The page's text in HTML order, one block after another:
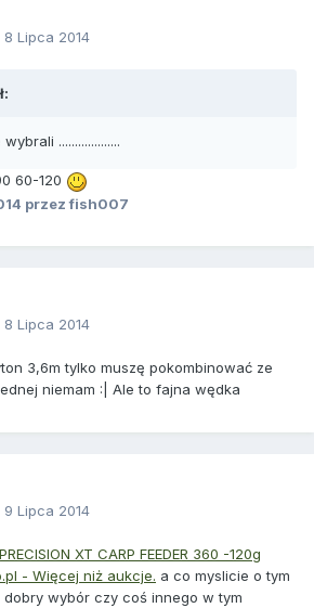
8 Lipca 2014
...................
60-120
przez fish007
8 Lipca 2014
3,6m tylko muszę pokombinować ze
niemam :| Ale to fajna wędka
9 Lipca 2014
XT CARP FEEDER 360 -120g
- Więcej niż aukcje. a co myslicie o tym
wybór czy coś innego w tym